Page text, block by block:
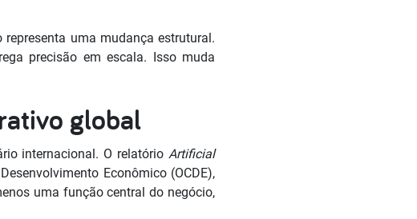
representa uma mudança estrutural.
precisão em escala. Isso muda
global
internacional. O relatório Artificial
Econômico (OCDE),
uma função central do negócio,